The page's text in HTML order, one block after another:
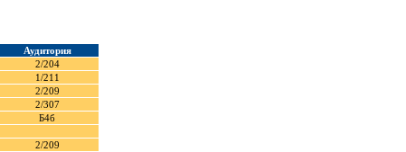
Аудитория
2/204
1/211
2/209
2/307
Б4б
2/209